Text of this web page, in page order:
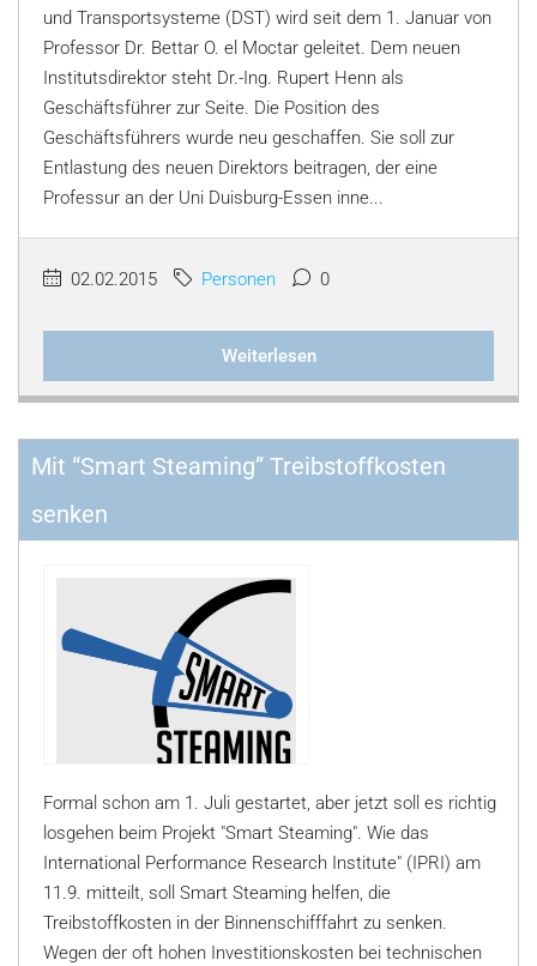
und Transportsysteme (DST) wird seit dem 1. Januar von
Professor Dr. Bettar O. el Moctar geleitet. Dem neuen
Institutsdirektor steht Dr.-Ing. Rupert Henn als
Geschäftsführer zur Seite. Die Position des
Geschäftsführers wurde neu geschaffen. Sie soll zur
Entlastung des neuen Direktors beitragen, der eine
Professur an der Uni Duisburg-Essen inne...
02.02.2015 Personen 0
Weiterlesen
Mit “Smart Steaming” Treibstoffkosten
senken
Formal schon am 1. Juli gestartet, aber jetzt soll es richtig
losgehen beim Projekt "Smart Steaming". Wie das
International Performance Research Institute" (IPRI) am
11.9. mitteilt, soll Smart Steaming helfen, die
Treibstoffkosten in der Binnenschifffahrt zu senken.
Wegen der oft hohen Investitionskosten bei technischen